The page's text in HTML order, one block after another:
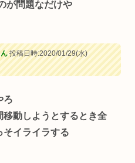
が問題なだけや
投稿日時:2020/01/29(水)
ろ
移動しようとするとき全
そイライラする